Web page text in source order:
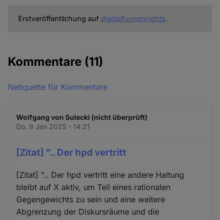
Erstveröffentlichung auf digitalhumanrights.
Kommentare (11)
Netiquette für Kommentare
Wolfgang von Sulecki (nicht überprüft)
Do. 9 Jan 2025 - 14:21
[Zitat] ".. Der hpd vertritt
[Zitat] ".. Der hpd vertritt eine andere Haltung
bleibt auf X aktiv, um Teil eines rationalen
Gegengewichts zu sein und eine weitere
Abgrenzung der Diskursräume und die